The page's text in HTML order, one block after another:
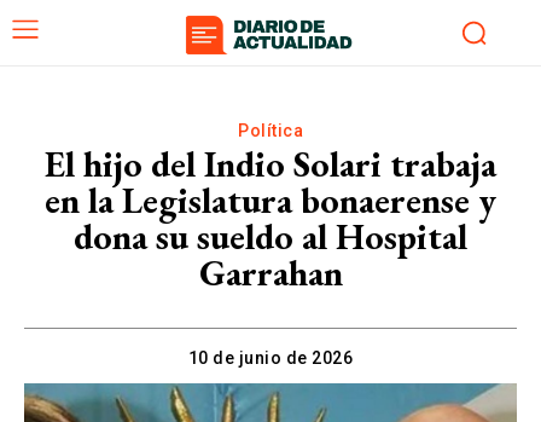
Política
El hijo del Indio Solari trabaja
en la Legislatura bonaerense y
dona su sueldo al Hospital
Garrahan
10 de junio de 2026